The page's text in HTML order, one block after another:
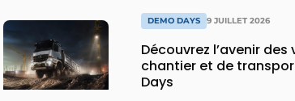
DEMO DAYS 9 JUILLET 2026
Découvrez l’avenir
chantier et de
Days